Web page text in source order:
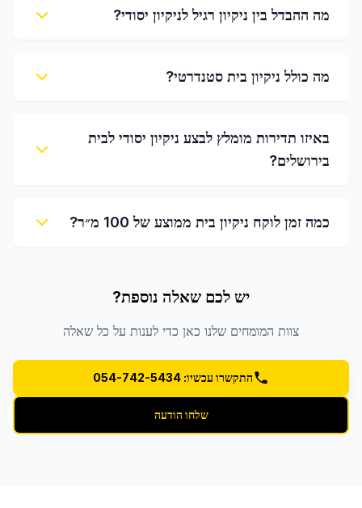
מה ההבדל בין ניקיון רגיל לניקיון יסודי?
מה כולל ניקיון בית סטנדרטי?
באיזו תדירות מומלץ לבצע ניקיון יסודי לבית
בירושלים?
כמה זמן לוקח ניקיון בית ממוצע של 100 מ״ר?
יש לכם שאלה נוספת?
צוות המומחים שלנו כאן כדי לענות על כל שאלה
התקשרו עכשיו: 054-742-5434
שלחו הודעה